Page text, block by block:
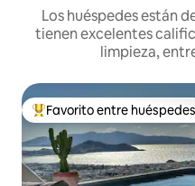
Los huéspedes están
tienen excelentes
limpieza,
De los mejores en Favorito
Favorito entre huéspedes